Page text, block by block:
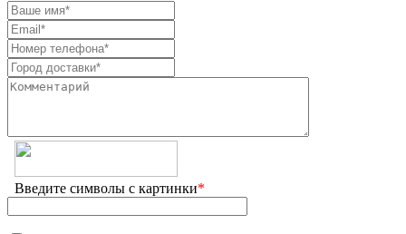
Введите символы с картинки*